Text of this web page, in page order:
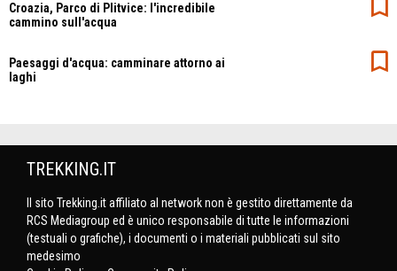
Croazia, Parco di Plitvice: l'incredibile
cammino sull'acqua
Paesaggi d'acqua: camminare attorno ai
laghi
TREKKING.IT
Il sito Trekking.it affiliato al network non è gestito direttamente da
RCS Mediagroup ed è unico responsabile di tutte le informazioni
(testuali o grafiche), i documenti o i materiali pubblicati sul sito
medesimo